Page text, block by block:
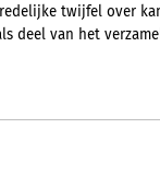
twijfel over
deel van het